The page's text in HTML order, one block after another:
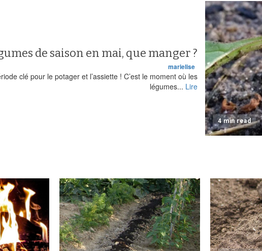
4 min read
de saison en mai, que manger ?
marielise
clé pour le potager et l’assiette ! C’est le moment où les
légumes... Lire